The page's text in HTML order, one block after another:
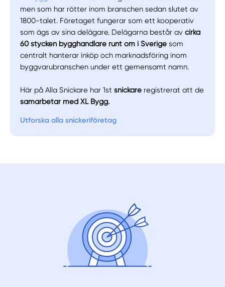
men som har rötter inom branschen sedan slutet av
1800-talet. Företaget fungerar som ett kooperativ
som ägs av sina delägare. Delägarna består avcirka
60 stycken bygghandlare runt om i Sverige som
centralt hanterar inköp och marknadsföring inom
byggvarubranschen under ett gemensamt namn.
Här på Alla Snickare har 1stsnickare registrerat att de
samarbetar med XL Bygg.
Utforska alla snickeriföretag